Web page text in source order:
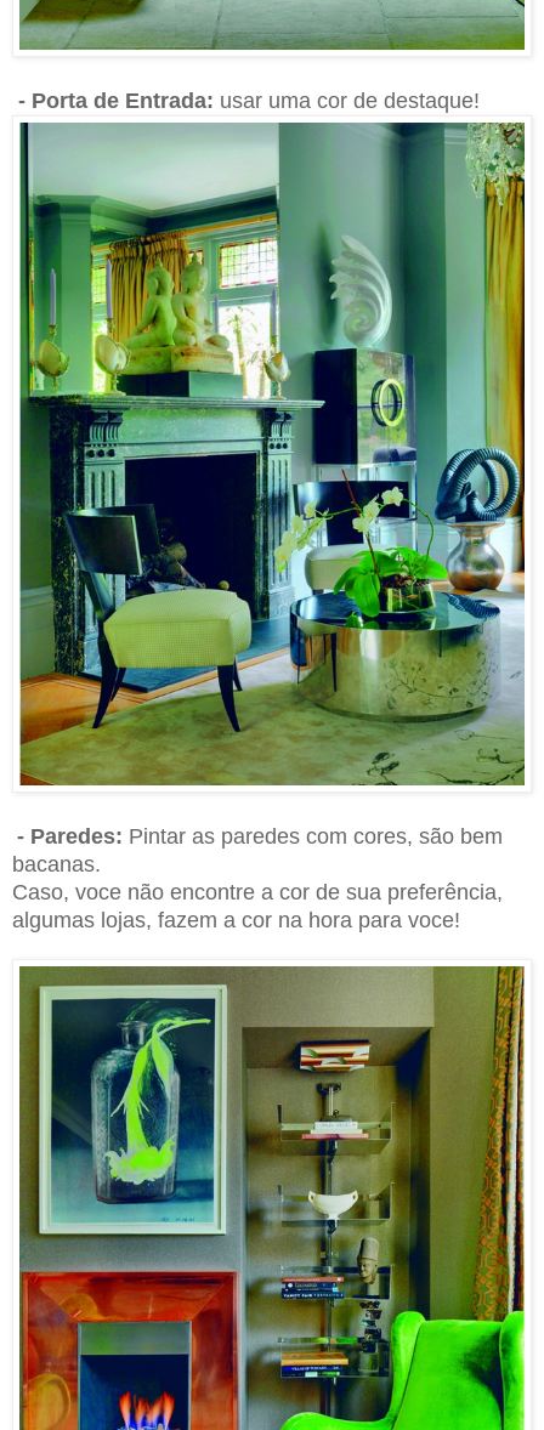
- Porta de Entrada: usar uma cor de destaque!
- Paredes: Pintar as paredes com cores, são bem
bacanas.
Caso, voce não encontre a cor de sua preferência,
algumas lojas, fazem a cor na hora para voce!